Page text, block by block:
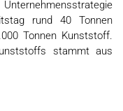
rund 40 Tonnen
Tonnen Kunststoff.
stammt aus